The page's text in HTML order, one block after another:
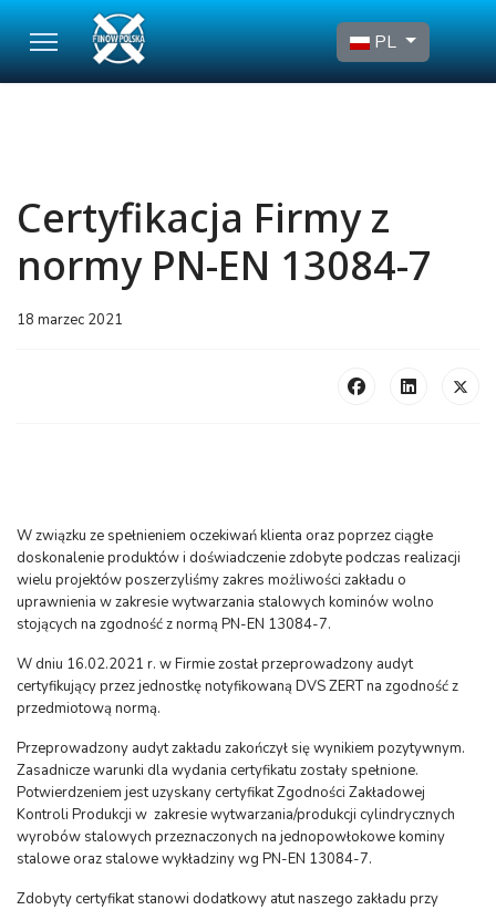
Wybierz swój język
PL
Certyfikacja Firmy z
normy PN-EN 13084-7
18 marzec 2021
W związku ze spełnieniem oczekiwań klienta oraz poprzez ciągłe
doskonalenie produktów i doświadczenie zdobyte podczas realizacji
wielu projektów poszerzyliśmy zakres możliwości zakładu o
uprawnienia w zakresie wytwarzania stalowych kominów wolno
stojących na zgodność z normą PN-EN 13084-7.
W dniu 16.02.2021 r. w Firmie został przeprowadzony audyt
certyfikujący przez jednostkę notyfikowaną DVS ZERT na zgodność z
przedmiotową normą.
Przeprowadzony audyt zakładu zakończył się wynikiem pozytywnym.
Zasadnicze warunki dla wydania certyfikatu zostały spełnione.
Potwierdzeniem jest uzyskany certyfikat Zgodności Zakładowej
Kontroli Produkcji w zakresie wytwarzania/produkcji cylindrycznych
wyrobów stalowych przeznaczonych na jednopowłokowe kominy
stalowe oraz stalowe wykładziny wg PN-EN 13084-7.
Zdobyty certyfikat stanowi dodatkowy atut naszego zakładu przy